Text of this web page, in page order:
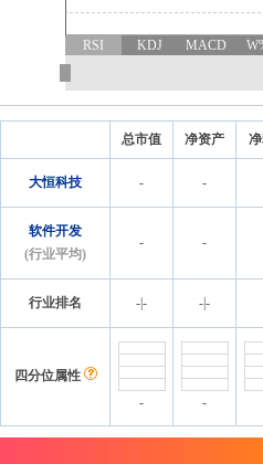
RSI KDJ MACD
总市值 净资产
大恒科技 - -
软件开发
(行业平均)
- -
行业排名 -- --
四分位属性
-
-